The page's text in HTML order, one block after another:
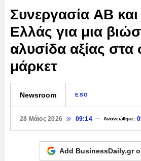
Συνεργασία AB
Ελλάς για μια
αλυσίδα αξίας
μάρκετ
Newsroom ESG
28 Μάιος 2026 09:14 Ανανεώθηκε:
Add BusinessDaily.gr